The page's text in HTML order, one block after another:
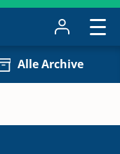
Alle Archive